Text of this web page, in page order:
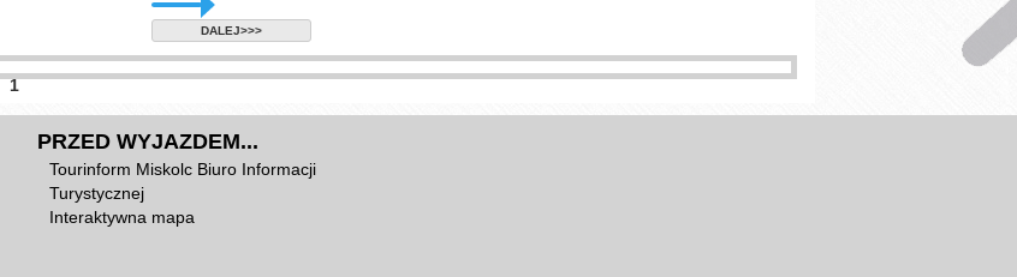
DALEJ>>>
1
PRZED WYJAZDEM...
Tourinform Miskolc Biuro Informacji
Turystycznej
Interaktywna mapa